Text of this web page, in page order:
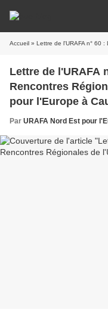
Accueil » Lettre de l'URAFA n° 60 : Les
Lettre de l'URAFA
Rencontres
pour l'Europe à
Par URAFA Nord Est pour